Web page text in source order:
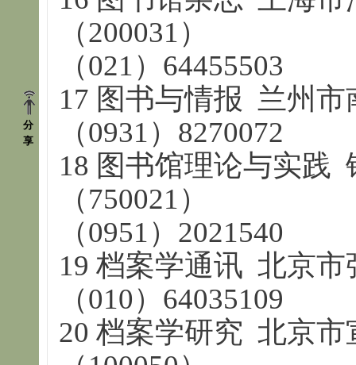
分
享
（200031）
（021）64455503
17 图书与情报 兰州市
（0931）8270072
18 图书馆理论与实践
（750021）
（0951）2021540
19 档案学通讯 北京市
（010）64035109
20 档案学研究 北京市